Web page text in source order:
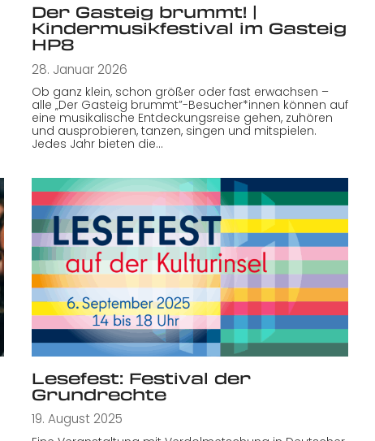
Der Gasteig brummt! |
Kindermusikfestival im Gasteig
HP8
28. Januar 2026
Ob ganz klein, schon größer oder fast erwachsen –
alle „Der Gasteig brummt”-Besucher*innen können auf
eine musikalische Entdeckungsreise gehen, zuhören
und ausprobieren, tanzen, singen und mitspielen.
Jedes Jahr bieten die…
Lesefest: Festival der
Grundrechte
19. August 2025